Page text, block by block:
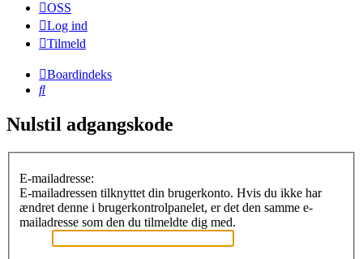
OSS
Log ind
Tilmeld
Boardindeks
Søg
Nulstil adgangskode
E-mailadresse:
E-mailadressen tilknyttet din brugerkonto. Hvis du ikke har
ændret denne i brugerkontrolpanelet, er det den samme e-
mailadresse som den du tilmeldte dig med.